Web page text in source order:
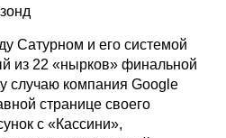
Сатурном и его системой
из 22 «нырков» финальной
случаю компания Google
странице своего
с «Кассини»,